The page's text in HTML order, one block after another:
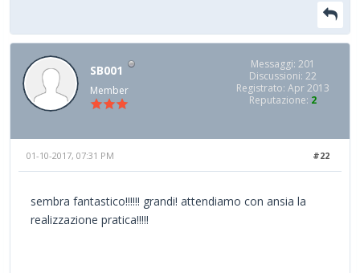
SB001
Member
Messaggi: 201
Discussioni: 22
Registrato: Apr 2013
Reputazione: 2
#22
01-10-2017, 07:31 PM
sembra fantastico!!!!!! grandi! attendiamo con ansia la
realizzazione pratica!!!!!